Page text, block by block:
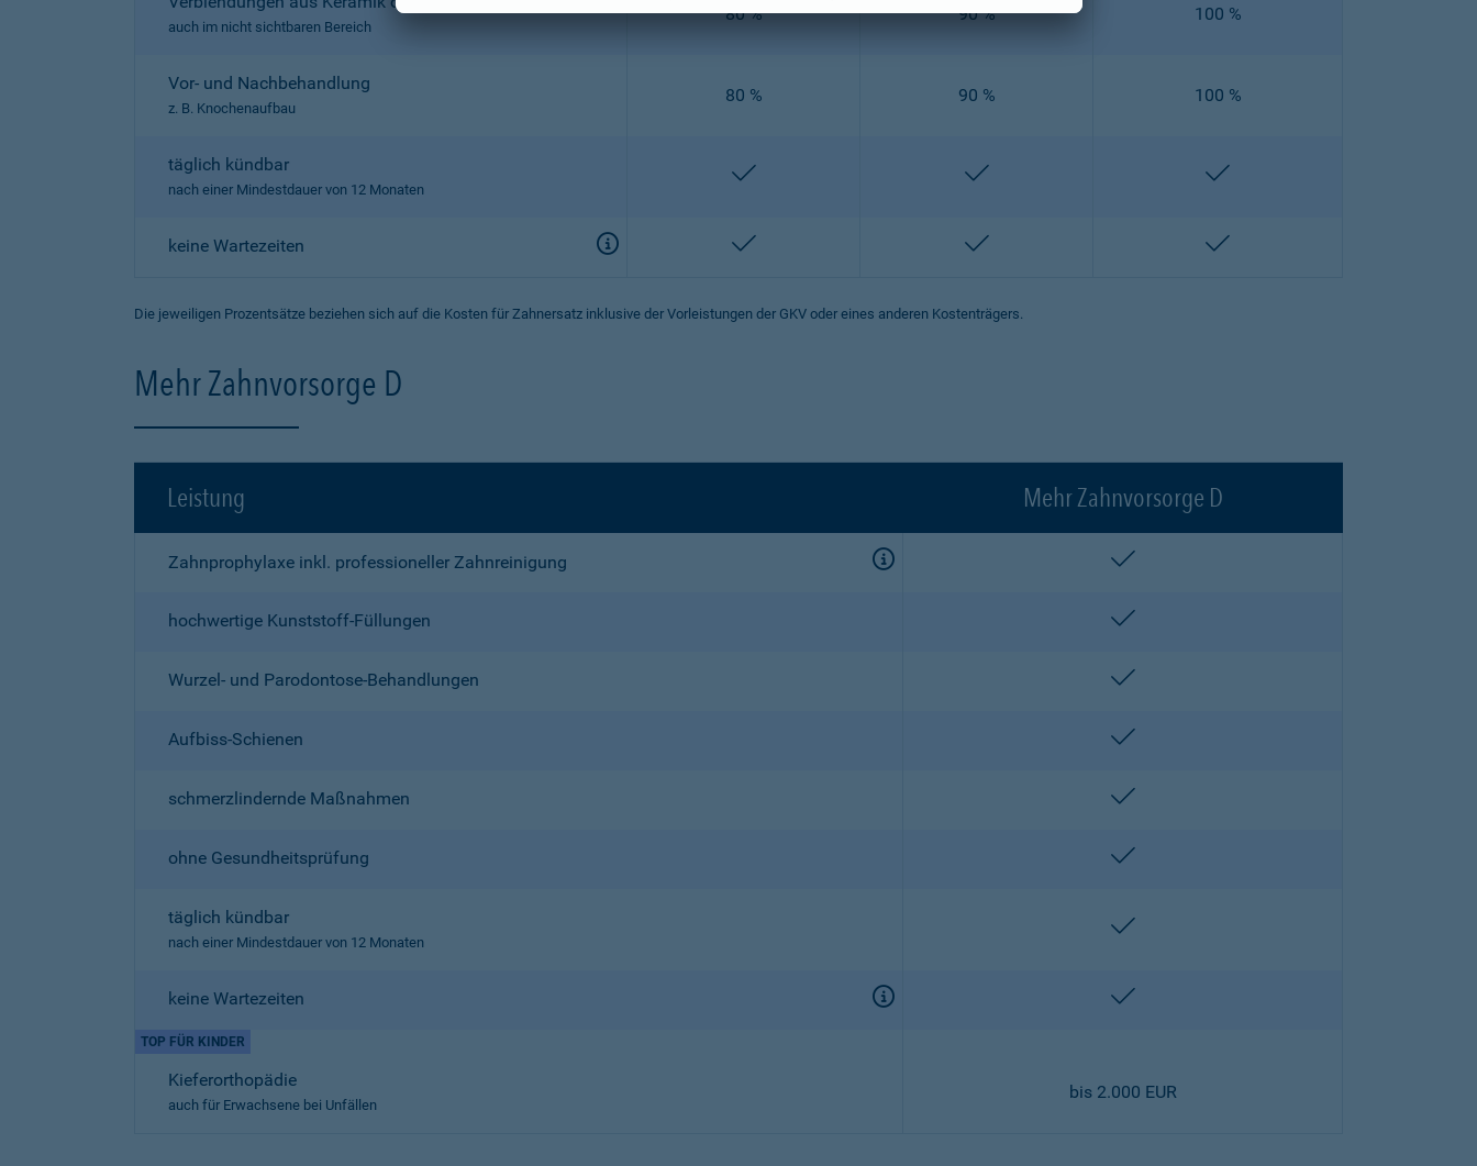
auch im nicht sichtbaren Bereich
80 % 90 % 100 %
Vor- und Nachbehandlung
z. B. Knochenaufbau
80 % 90 % 100 %
täglich kündbar
nach einer Mindestdauer von 12 Monaten
enthalten enthalten
keine Wartezeiten enthalten enthalten
Die jeweiligen Prozentsätze beziehen sich auf die Kosten für Zahnersatz inklusive der Vorleistungen der GKV oder eines anderen Kostenträgers.
Mehr Zahnvorsorge D
Leistung Mehr Zahnvorsorge D
Zahnprophylaxe inkl. professioneller Zahnreinigung enthalten
hochwertige Kunststoff-Füllungen enthalten
Wurzel- und Parodontose-Behandlungen enthalten
Aufbiss-Schienen enthalten
schmerzlindernde Maßnahmen enthalten
ohne Gesundheitsprüfung enthalten
täglich kündbar
nach einer Mindestdauer von 12 Monaten
enthalten
keine Wartezeiten enthalten
TOP FÜR KINDER
Kieferorthopädie
auch für Erwachsene bei Unfällen
bis 2.000 EUR